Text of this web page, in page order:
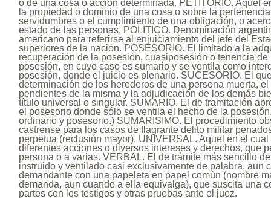
o de una cosa o acción determinada. PETITORIO. Aquel
la propiedad o dominio de una cosa o sobre la
servidumbres o el cumplimiento de una obligación, o
estado de las personas. POLITICO. Denominación
americano para referirse al enjuiciamiento del jefe del
superiores de la nación. POSESORIO. El limitado a la
recuperación de la posesión, cuasiposesión o tenencia
posesión, en cuyo caso es sumario y se ventila como
posesión, donde el juicio es plenario. SUCESORIO. El
determinación de los herederos de una persona muerta,
pendientes de la misma y la adjudicación de los demás
título universal o singular. SUMARIO. El de tramitación
el posesorio donde sólo se ventila el hecho de la
ordinario y posesorio.) SUMARISIMO. El procedimiento
castrense para los casos de flagrante delito militar
perpetua (reclusión mayor). UNIVERSAL. Aquel en el
diferentes acciones o diversos intereses y derechos, que
persona o a varias. VERBAL. El de trámite más sencillo
instruido y ventilado casi exclusivamente de palabra, aun
demandante con una papeleta en papel común (nombre
demanda, aun cuando a ella equivalga), que suscita una
partes con los testigos y otras pruebas ante el juez.